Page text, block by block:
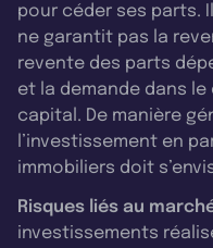
pour céder ses parts.
ne garantit pas la
revente des parts
et la demande dans
capital. De manière
l’investissement en
immobiliers doit
Risques liés au
investissements